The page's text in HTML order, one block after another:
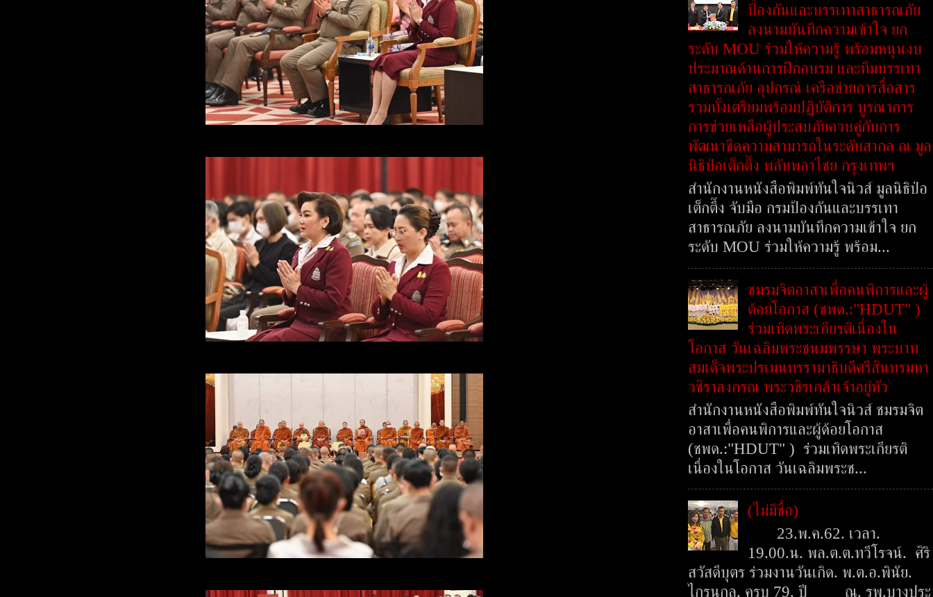
ป้องกันและบรรเทาสาธารณภัย
ลงนามบันทึกความเข้าใจ ยก
ระดับ MOU ร่วมให้ความรู้ พร้อมหนุนงบ
ประมาณด้านการฝึกอบรม และทีมบรรเทา
สาธารณภัย อุปกรณ์ เครือข่ายการสื่อสาร
รวมทั้งเตรียมพร้อมปฏิบัติการ บูรณาการ
การช่วยเหลือผู้ประสบภัยควบคู่กับการ
พัฒนาขีดความสามารถในระดับสากล ณ มูล
นิธิป่อเต็กตึ๊ง พลับพลาไชย กรุงเทพฯ
สำนักงานหนังสือพิมพ์ทันใจนิวส์ มูลนิธิป่อ
เต็กตึ๊ง จับมือ กรมป้องกันและบรรเทา
สาธารณภัย ลงนามบันทึกความเข้าใจ ยก
ระดับ MOU ร่วมให้ความรู้ พร้อม...
ชมรมจิตอาสาเพื่อคนพิการและผู้
ด้อยโอกาส (ชพด.:"HDUT" )
ร่วมเทิดพระเกียรติเนื่องใน
โอกาส วันเฉลิมพระชนมพรรษา พระบาท
สมเด็จพระปรเมนทรรามาธิบดีศรีสินทรมหา
วชิราลงกรณ พระวชิรเกล้าเจ้าอยู่หัว
สำนักงานหนังสือพิมพ์ทันใจนิวส์ ชมรมจิต
อาสาเพื่อคนพิการและผู้ด้อยโอกาส
(ชพด.:"HDUT" ) ร่วมเทิดพระเกียรติ
เนื่องในโอกาส วันเฉลิมพระช...
(ไม่มีชื่อ)
23.พ.ค.62. เวลา.
19.00.น. พล.ต.ต.ทวีโรจน์. ศิริ
สวัสดีบุตร ร่วมงานวันเกิด. พ.ต.อ.พินัย.
ไกรนุกูล. ครบ 79. ปี ณ. รพ.บางประ